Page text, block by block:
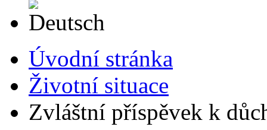
Úvodní stránka
Životní situace
Zvláštní příspěvek k